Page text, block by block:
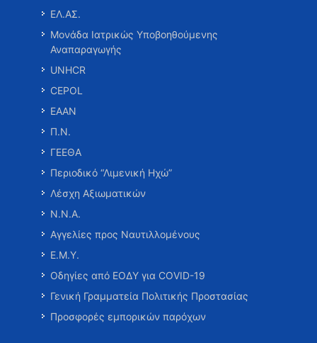
ΕΛ.ΑΣ.
Μονάδα Ιατρικώς Υποβοηθούμενης
Αναπαραγωγής
UNHCR
CEPOL
ΕΑΑΝ
Π.Ν.
ΓΕΕΘΑ
Περιοδικό “Λιμενική Ηχώ”
Λέσχη Αξιωματικών
Ν.Ν.Α.
Αγγελίες προς Ναυτιλλομένους
Ε.Μ.Υ.
Οδηγίες από ΕΟΔΥ για COVID-19
Γενική Γραμματεία Πολιτικής Προστασίας
Προσφορές εμπορικών παρόχων